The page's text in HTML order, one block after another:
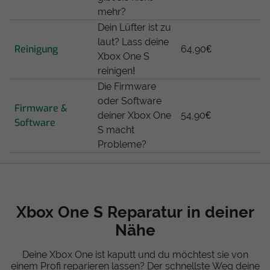
mehr?
Reinigung
Dein Lüfter ist zu
laut? Lass deine
Xbox One S
reinigen!
64,90€
Firmware &
Software
Die Firmware
oder Software
deiner Xbox One
S macht
Probleme?
54,90€
Xbox One S Reparatur in deiner
Nähe
Deine Xbox One ist kaputt und du möchtest sie von
einem Profi reparieren lassen? Der schnellste Weg deine